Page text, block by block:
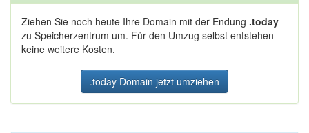
Ziehen Sie noch heute Ihre Domain mit der Endung .today
zu Speicherzentrum um. Für den Umzug selbst entstehen
keine weitere Kosten.
.today Domain jetzt umziehen